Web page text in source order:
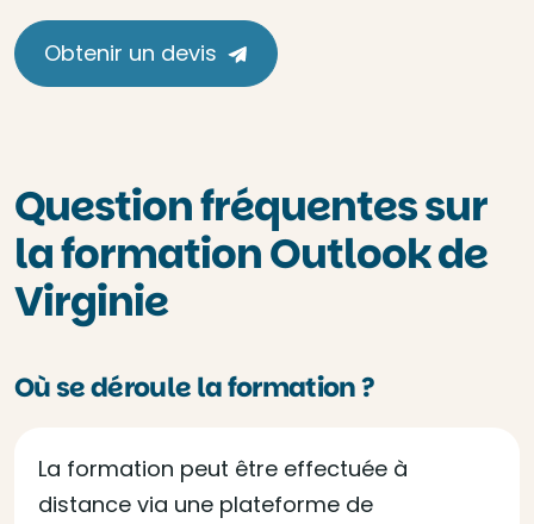
Obtenir un devis
Question fréquentes sur
la formation Outlook de
Virginie
Où se déroule la formation ?
La formation peut être effectuée à
distance via une plateforme de